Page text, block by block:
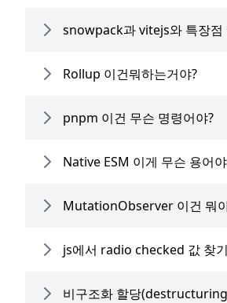
snowpack과 vitejs와 특장점
Rollup 이건뭐하는거야?
pnpm 이건 무슨 명령어야?
Native ESM 이게 무슨 용어
MutationObserver 이건 뭐
js에서 radio checked 값 찾기
비구조화 할당